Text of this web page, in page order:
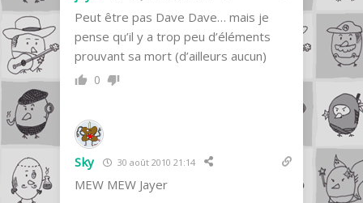
Peut être pas Dave Dave… mais je
pense qu’il y a trop peu d’éléments
prouvant sa mort (d’ailleurs aucun)
0
Sky 30 août 2010 21:14
MEW MEW Jayer